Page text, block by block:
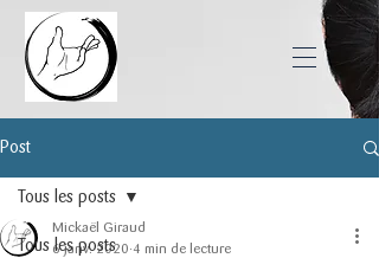
Post
Tous les posts
Tous les posts
Mickaël Giraud
6 janv. 2020 4 min de lecture